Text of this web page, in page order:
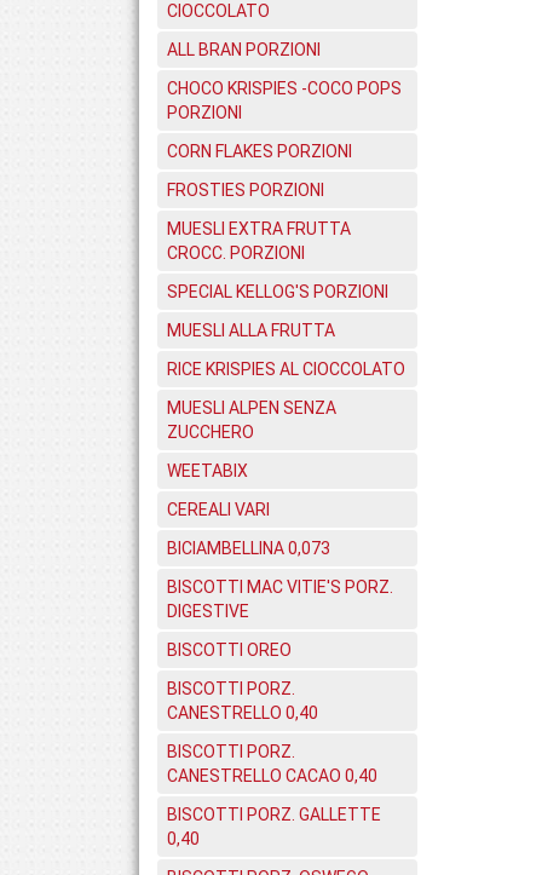
CIOCCOLATO
ALL BRAN PORZIONI
CHOCO KRISPIES -COCO POPS
PORZIONI
CORN FLAKES PORZIONI
FROSTIES PORZIONI
MUESLI EXTRA FRUTTA
CROCC. PORZIONI
SPECIAL KELLOG'S PORZIONI
MUESLI ALLA FRUTTA
RICE KRISPIES AL CIOCCOLATO
MUESLI ALPEN SENZA
ZUCCHERO
WEETABIX
CEREALI VARI
BICIAMBELLINA 0,073
BISCOTTI MAC VITIE'S PORZ.
DIGESTIVE
BISCOTTI OREO
BISCOTTI PORZ.
CANESTRELLO 0,40
BISCOTTI PORZ.
CANESTRELLO CACAO 0,40
BISCOTTI PORZ. GALLETTE
0,40